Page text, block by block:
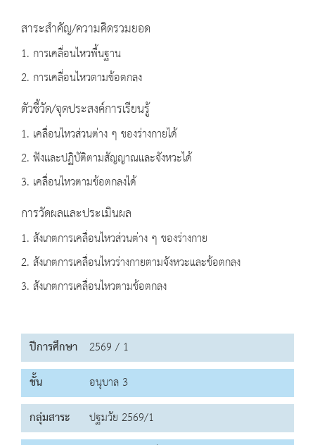
สาระสำคัญ/ความคิดรวมยอด
1. การเคลื่อนไหวพื้นฐาน
2. การเคลื่อนไหวตามข้อตกลง
ตัวชี้วัด/จุดประสงค์การเรียนรู้
1. เคลื่อนไหวส่วนต่าง ๆ ของร่างกายได้
2. ฟังและปฏิบัติตามสัญญาณและจังหวะได้
3. เคลื่อนไหวตามข้อตกลงได้
การวัดผลและประเมินผล
1. สังเกตการเคลื่อนไหวส่วนต่าง ๆ ของร่างกาย
2. สังเกตการเคลื่อนไหวร่างกายตามจังหวะและข้อตกลง
3. สังเกตการเคลื่อนไหวตามข้อตกลง
ปีการศึกษา 2569 / 1
ชั้น
อนุบาล 3
กลุ่มสาระ
ปฐมวัย 2569/1